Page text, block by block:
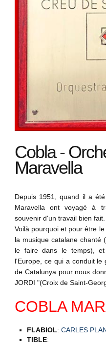
Cobla -
Maravella
Depuis 1951 , quand il a
Maravella ont voyagé à
souvenir d'un travail bien fait
Voilà pourquoi et pour être
la musique catalane chanté
le faire dans le temps),
l'Europe, ce qui a conduit le
de Catalunya pour nous
JORDI "(Croix de Saint-
COBLA
FLABIOL: CARLES
TIBLE: